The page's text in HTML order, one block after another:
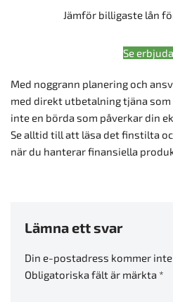
Jämför billigaste lån
Se
Med noggrann planering och
med direkt utbetalning tjäna som
inte en börda som påverkar din
Se alltid till att läsa det finstilta
när du hanterar finansiella
Lämna ett svar
Din e-postadress kommer
Obligatoriska fält är märkta *